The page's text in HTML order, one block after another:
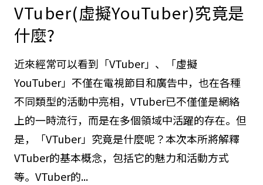
VTuber(虛擬YouTuber)究竟是
什麼?
近來經常可以看到「VTuber」、「虛擬
YouTuber」不僅在電視節目和廣告中，也在各種
不同類型的活動中亮相，VTuber已不僅僅是網絡
上的一時流行，而是在多個領域中活躍的存在。但
是，「VTuber」究竟是什麼呢？本次本所將解釋
VTuber的基本概念，包括它的魅力和活動方式
等。VTuber的...